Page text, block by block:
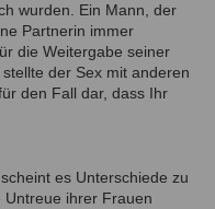
wurden. Ein Mann, der
Partnerin immer
die Weitergabe seiner
der Sex mit anderen
den Fall dar, dass Ihr
scheint es Unterschiede zu
ihrer Frauen